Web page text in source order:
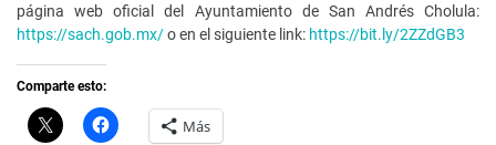
página web oficial del Ayuntamiento de San Andrés Cholula:
https://sach.gob.mx/o en el siguiente link: https://bit.ly/2ZZdGB3
Comparte esto:
C
l
H
a Más